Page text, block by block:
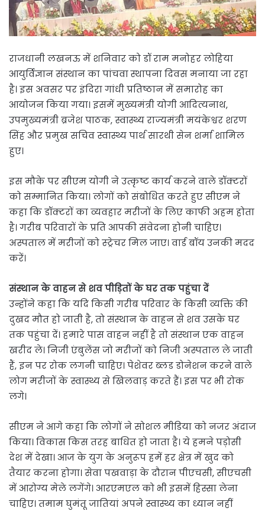
राजधानी लखनऊ में शनिवार को डॉ राम मनोहर लोहिया
आयुर्विज्ञान संस्थान का पांचवा स्थापना दिवस मनाया जा रहा
है। इस अवसर पर इंदिरा गांधी प्रतिष्ठान में समारोह का
आयोजन किया गया। इसमें मुख्यमंत्री योगी आदित्यनाथ,
उपमुख्यमंत्री ब्रजेश पाठक, स्वास्थ्य राज्यमंत्री मयंकेश्वर शरण
सिंह और प्रमुख सचिव स्वास्थ्य पार्थ सारथी सेन शर्मा शामिल
हुए।
इस मौके पर सीएम योगी ने उत्कृष्ट कार्य करने वाले डॉक्टरों
को सम्मानित किया। लोगों को संबोधित करते हुए सीएम ने
कहा कि डॉक्टरों का व्यवहार मरीजों के लिए काफी अहम होता
है। गरीब परिवारों के प्रति आपकी संवेदना होनी चाहिए।
अस्पताल में मरीजों को स्ट्रेचर मिल जाए। वार्ड बॉय उनकी मदद
करें।
संस्थान के वाहन से शव पीड़ितों के घर तक पहुंचा दें
उन्होंने कहा कि यदि किसी गरीब परिवार के किसी व्यक्ति की
दुखद मौत हो जाती है, तो संस्थान के वाहन से शव उसके घर
तक पहुंचा दें। हमारे पास वाहन नहीं है तो संस्थान एक वाहन
खरीद ले। निजी एंबुलेंस जो मरीजों को निजी अस्पताल ले जाती
हैं, इन पर रोक लगनी चाहिए। पेशेवर ब्लड डोनेशन करने वाले
लोग मरीजों के स्वास्थ्य से खिलवाड़ करते हैं। इस पर भी रोक
लगे।
सीएम ने आगे कहा कि लोगों ने सोशल मीडिया को नजर अंदाज
किया। विकास किस तरह बाधित हो जाता है। ये हमने पड़ोसी
देश में देखा। आज के युग के अनुरूप हमें हर क्षेत्र में खुद को
तैयार करना होगा। सेवा पखवाड़ा के दौरान पीएचसी, सीएचसी
में आरोग्य मेले लगेंगे। आरएमएल को भी इसमें हिस्सा लेना
चाहिए। तमाम घुमंतू जातियां अपने स्वास्थ्य का ध्यान नहीं